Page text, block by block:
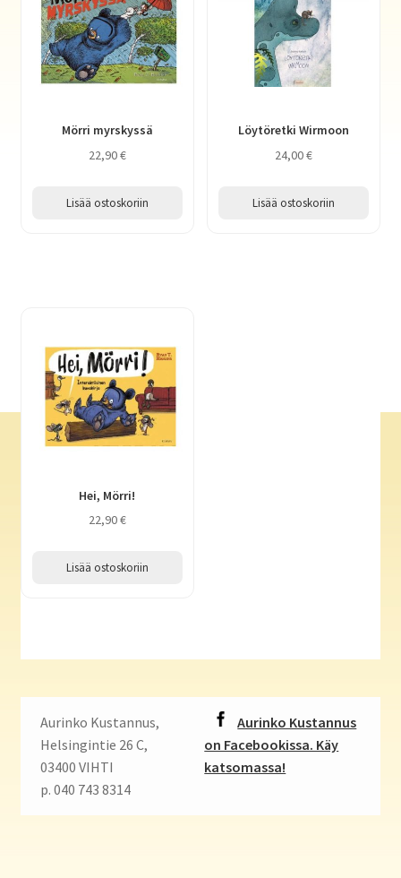
Mörri myrskyssä
22,90€
Lisää ostoskoriin
Löytöretki Wirmoon
24,00€
Lisää ostoskoriin
Hei, Mörri!
22,90€
Lisää ostoskoriin
Aurinko Kustannus,
Helsingintie 26 C,
03400 VIHTI
p. 040 743 8314
Aurinko Kustannus
on Facebookissa. Käy
katsomassa!